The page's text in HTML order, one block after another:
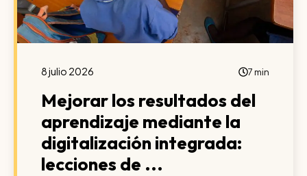
8 julio 2026 7 min
Mejorar los resultados del
aprendizaje mediante la
digitalización integrada:
lecciones de ...